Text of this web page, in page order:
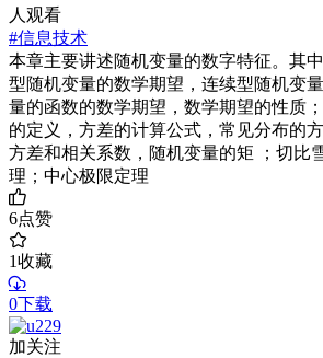
人观看
#信息技术
本章主要讲述随机变量的数字特征。其
型随机变量的数学期望，连续型随机变
量的函数的数学期望，数学期望的性质
的定义，方差的计算公式，常见分布的
方差和相关系数，随机变量的矩 ；切比
理；中心极限定理
6点赞
1收藏
0下载
加关注